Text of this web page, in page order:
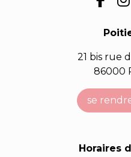
21 bis rue
86000
se
Horaires